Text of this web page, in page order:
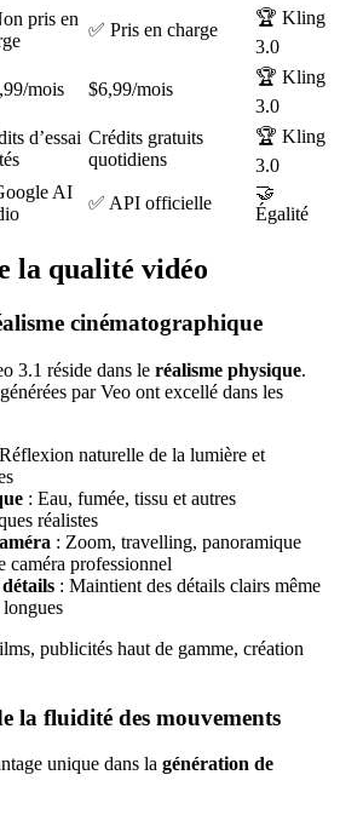
pris en
✅ Pris en charge
🏆 Kling
3.0
mois $6,99/mois
🏆 Kling
3.0
d’essai Crédits gratuits
quotidiens
🏆 Kling
3.0
AI
✅ API officielle
🤝
Égalité
la qualité vidéo
cinématographique
3.1 réside dans le réalisme physique.
par Veo ont excellé dans les
naturelle de la lumière et
: Eau, fumée, tissu et autres
réalistes
: Zoom, travelling, panoramique
professionnel
: Maintient des détails clairs même
publicités haut de gamme, création
la fluidité des mouvements
unique dans la génération de